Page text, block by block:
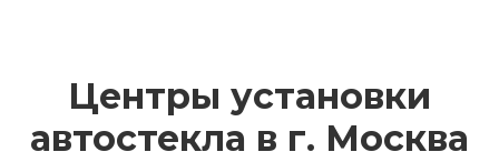
Центры установки
автостекла в г. Москва